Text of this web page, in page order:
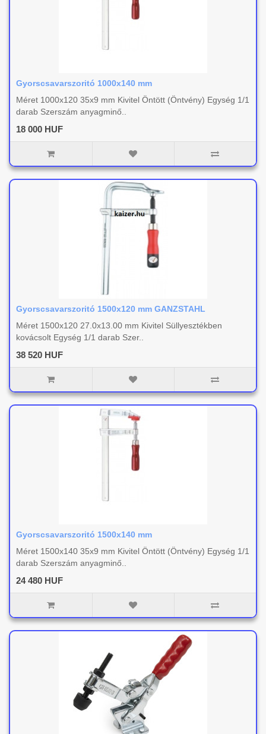
Gyorscsavarszoritó 1000x140 mm
Méret 1000x120 35x9 mm Kivitel Öntött (Öntvény) Egység 1/1
darab Szerszám anyagminő..
18 000 HUF
Gyorscsavarszoritó 1500x120 mm GANZSTAHL
Méret 1500x120 27.0x13.00 mm Kivitel Süllyesztékben
kovácsolt Egység 1/1 darab Szer..
38 520 HUF
Gyorscsavarszoritó 1500x140 mm
Méret 1500x140 35x9 mm Kivitel Öntött (Öntvény) Egység 1/1
darab Szerszám anyagminő..
24 480 HUF